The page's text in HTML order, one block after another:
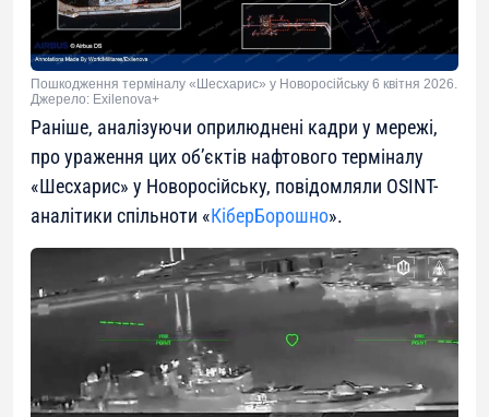
Пошкодження терміналу «Шесхарис» у Новоросійську 6 квітня 2026.
Джерело: Exilenova+
Раніше, аналізуючи оприлюднені кадри у мережі,
про ураження цих об’єктів нафтового терміналу
«Шесхарис» у Новоросійську, повідомляли OSINT-
аналітики спільноти «КіберБорошно».